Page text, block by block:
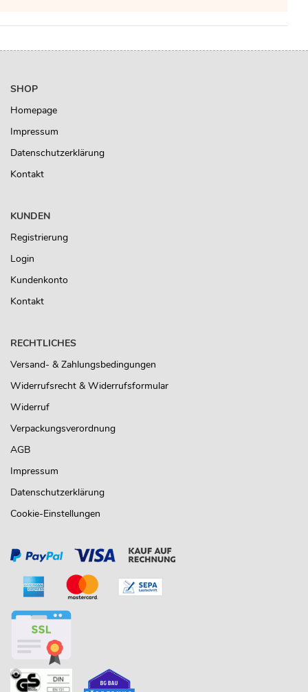
SHOP
Homepage
Impressum
Datenschutzerklärung
Kontakt
KUNDEN
Registrierung
Login
Kundenkonto
Kontakt
RECHTLICHES
Versand- & Zahlungsbedingungen
Widerrufsrecht & Widerrufsformular
Widerruf
Verpackungsverordnung
AGB
Impressum
Datenschutzerklärung
Cookie-Einstellungen